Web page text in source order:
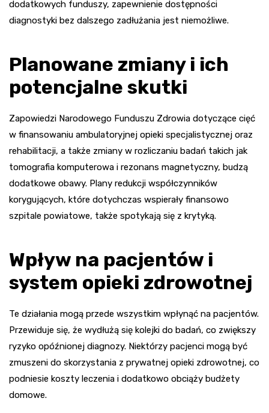
dodatkowych funduszy, zapewnienie dostępności
diagnostyki bez dalszego zadłużania jest niemożliwe.
Planowane zmiany i ich
potencjalne skutki
Zapowiedzi Narodowego Funduszu Zdrowia dotyczące cięć
w finansowaniu ambulatoryjnej opieki specjalistycznej oraz
rehabilitacji, a także zmiany w rozliczaniu badań takich jak
tomografia komputerowa i rezonans magnetyczny, budzą
dodatkowe obawy. Plany redukcji współczynników
korygujących, które dotychczas wspierały finansowo
szpitale powiatowe, także spotykają się z krytyką.
Wpływ na pacjentów i
system opieki zdrowotnej
Te działania mogą przede wszystkim wpłynąć na pacjentów.
Przewiduje się, że wydłużą się kolejki do badań, co zwiększy
ryzyko opóźnionej diagnozy. Niektórzy pacjenci mogą być
zmuszeni do skorzystania z prywatnej opieki zdrowotnej, co
podniesie koszty leczenia i dodatkowo obciąży budżety
domowe.